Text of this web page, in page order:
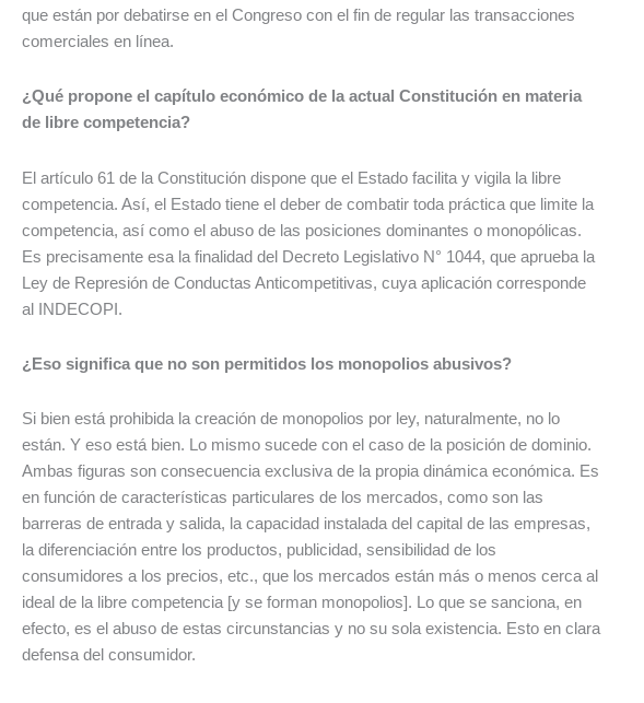
que están por debatirse en el Congreso con el fin de regular las transacciones
comerciales en línea.
¿Qué propone el capítulo económico de la actual Constitución en materia
de libre competencia?
El artículo 61 de la Constitución dispone que el Estado facilita y vigila la libre
competencia. Así, el Estado tiene el deber de combatir toda práctica que limite la
competencia, así como el abuso de las posiciones dominantes o monopólicas.
Es precisamente esa la finalidad del Decreto Legislativo N° 1044, que aprueba la
Ley de Represión de Conductas Anticompetitivas, cuya aplicación corresponde
al INDECOPI.
¿Eso significa que no son permitidos los monopolios abusivos?
Si bien está prohibida la creación de monopolios por ley, naturalmente, no lo
están. Y eso está bien. Lo mismo sucede con el caso de la posición de dominio.
Ambas figuras son consecuencia exclusiva de la propia dinámica económica. Es
en función de características particulares de los mercados, como son las
barreras de entrada y salida, la capacidad instalada del capital de las empresas,
la diferenciación entre los productos, publicidad, sensibilidad de los
consumidores a los precios, etc., que los mercados están más o menos cerca al
ideal de la libre competencia [y se forman monopolios]. Lo que se sanciona, en
efecto, es el abuso de estas circunstancias y no su sola existencia. Esto en clara
defensa del consumidor.